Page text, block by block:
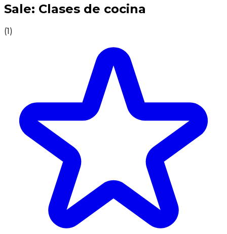
Experiencias culinarias inolvidables: Experiencias
Sale: Clases de cocina
(1)